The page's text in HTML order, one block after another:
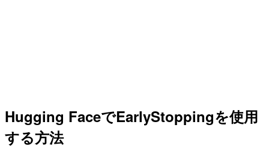
Hugging FaceでEarlyStoppingを使用
する方法